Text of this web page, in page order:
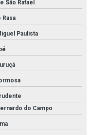
São Rafael
Rasa
Paulista
do Campo